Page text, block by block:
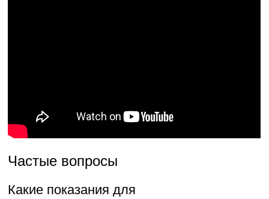
Частые вопросы
Какие показания для